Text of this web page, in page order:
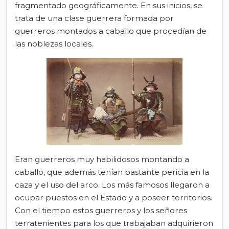
fragmentado geográficamente. En sus inicios, se
trata de una clase guerrera formada por
guerreros montados a caballo que procedían de
las noblezas locales.
Eran guerreros muy habilidosos montando a
caballo, que además tenían bastante pericia en la
caza y el uso del arco. Los más famosos llegaron a
ocupar puestos en el Estado y a poseer territorios.
Con el tiempo estos guerreros y los señores
terratenientes para los que trabajaban adquirieron